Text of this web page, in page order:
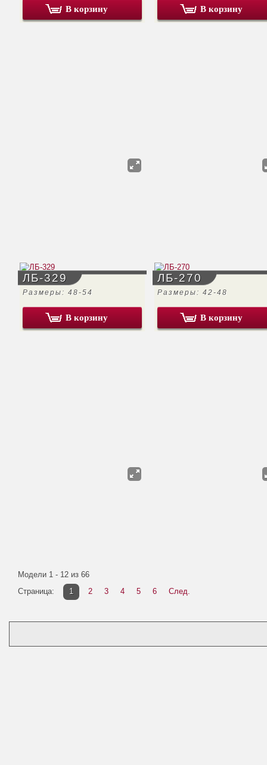
В корзину В корзину
ЛБ-329
Размеры: 48-54
В корзину
ЛБ-270
Размеры: 42-48
В корзину
Модели 1 - 12 из 66
Страница:
1 2 3 4 5 6 След.